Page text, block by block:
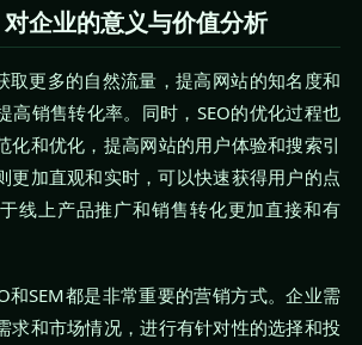
企业的意义与价值分析
取更多的自然流量，提高网站的知名度和
高销售转化率。同时，SEO的优化过程也
化和优化，提高网站的用户体验和搜索引
更加直观和实时，可以快速获得用户的点
线上产品推广和销售转化更加直接和有
和SEM都是非常重要的营销方式。企业需
求和市场情况，进行有针对性的选择和投